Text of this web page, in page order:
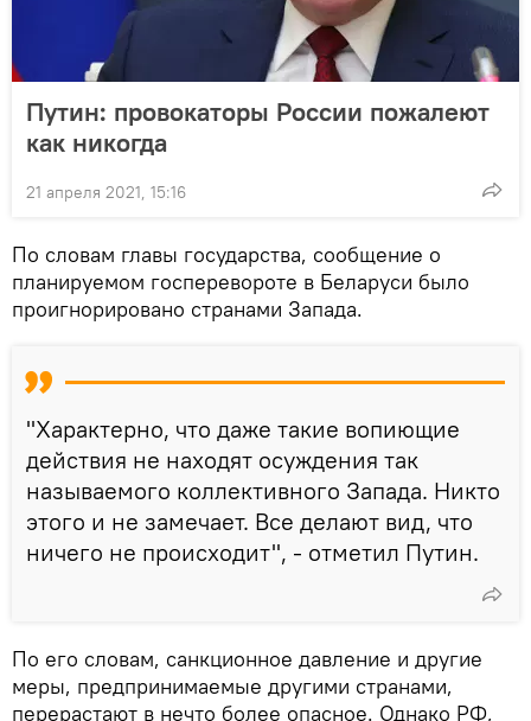
Путин: провокаторы России пожалеют
как никогда
21 апреля 2021, 15:16
По словам главы государства, сообщение о
планируемом госперевороте в Беларуси было
проигнорировано странами Запада.
"Характерно, что даже такие вопиющие
действия не находят осуждения так
называемого коллективного Запада. Никто
этого и не замечает. Все делают вид, что
ничего не происходит", - отметил Путин.
По его словам, санкционное давление и другие
меры, предпринимаемые другими странами,
перерастают в нечто более опасное. Однако РФ,